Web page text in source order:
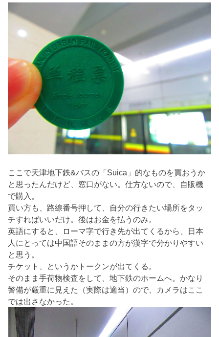
ここで天津地下鉄&バスの「Suica」的なものを買おうか
と思ったんだけど、窓口がない。仕方ないので、自販機
で購入。
買い方も、路線番号押して、自分の行きたい場所をタッ
チすればいいだけ。後はお金を払うのみ。
英語にすると、ローマ字で行き先が出てくるから、日本
人にとっては中国語そのままの方が漢字で分かりやすい
と思う。
チケット、というかトークンが出てくる。
そのまま手荷物検査をして、地下鉄のホームへ。かなり
警備が厳重に見えた（実際は適当）ので、カメラはここ
では出さなかった。